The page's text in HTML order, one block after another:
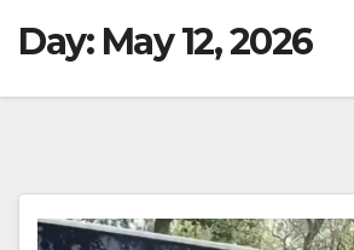
Day: May 12, 2026